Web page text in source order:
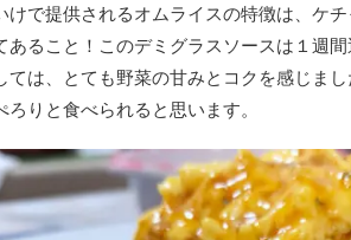
けで提供されるオムライスの特徴は、ケ
あること！このデミグラスソースは１週
ては、とても野菜の甘みとコクを感じま
ろりと食べられると思います。